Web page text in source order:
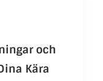
och
Kära